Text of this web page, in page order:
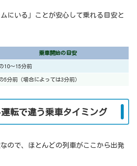
にいる」ことが安心して乗れる目安と
乗車開始の目安
10〜15分前
5分前（場合によっては3分前）
転で違う乗車タイミング
ので、ほとんどの列車がここから出発